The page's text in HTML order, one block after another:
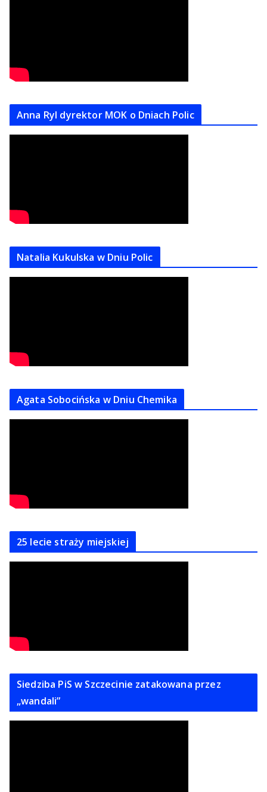
Anna Ryl dyrektor MOK o Dniach Polic
Natalia Kukulska w Dniu Polic
Agata Sobocińska w Dniu Chemika
25 lecie straży miejskiej
Siedziba PiS w Szczecinie zatakowana przez
„wandali”